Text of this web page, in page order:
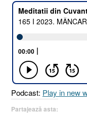
Podcast: Play in new
Partajează asta: